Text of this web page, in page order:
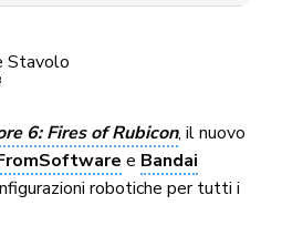
Stavolo
6: Fires of Rubicon, il nuovo
e Bandai
robotiche per tutti i